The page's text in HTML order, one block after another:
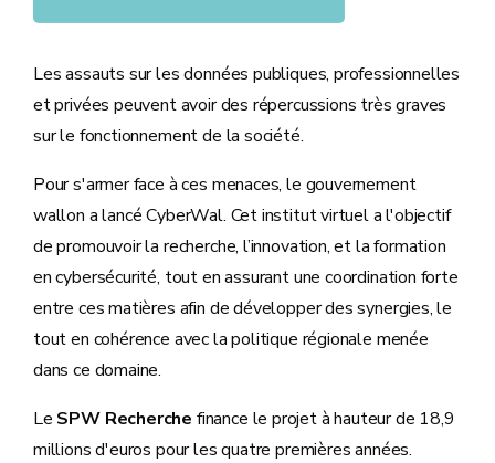
Les assauts sur les données publiques, professionnelles
et privées peuvent avoir des répercussions très graves
sur le fonctionnement de la société.
Pour s'armer face à ces menaces, le gouvernement
wallon a lancé CyberWal. Cet institut virtuel a l'objectif
de promouvoir la recherche, l’innovation, et la formation
en cybersécurité, tout en assurant une coordination forte
entre ces matières afin de développer des synergies, le
tout en cohérence avec la politique régionale menée
dans ce domaine.
Le SPW Recherche finance le projet à hauteur de 18,9
millions d'euros pour les quatre premières années.